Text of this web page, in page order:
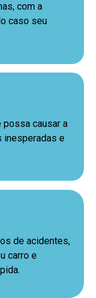
com a
caso seu
causar a
inesperadas e
de acidentes,
carro e